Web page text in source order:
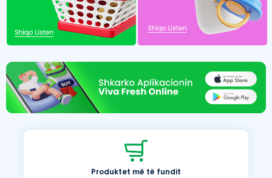
Produktet më të fundit